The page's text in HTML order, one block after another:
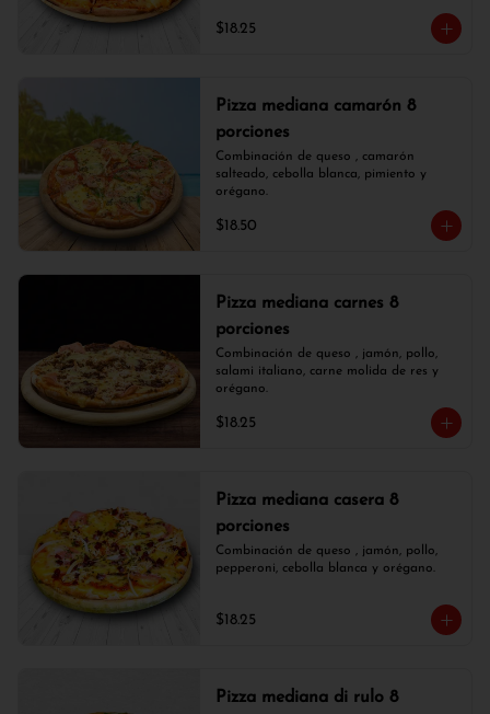
$18.25
Pizza mediana camarón 8
porciones
Combinación de queso , camarón
salteado, cebolla blanca, pimiento y
orégano.
$18.50
Pizza mediana carnes 8
porciones
Combinación de queso , jamón, pollo,
salami italiano, carne molida de res y
orégano.
$18.25
Pizza mediana casera 8
porciones
Combinación de queso , jamón, pollo,
pepperoni, cebolla blanca y orégano.
$18.25
Pizza mediana di rulo 8